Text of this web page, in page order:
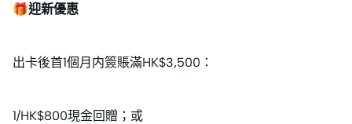
🎁迎新優惠
出卡後首1個月内簽賬滿HK$3,500：
1/HK$800現金回贈；或